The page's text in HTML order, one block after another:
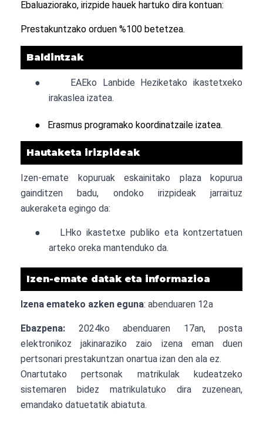
Ebaluaziorako, irizpide hauek hartuko dira kontuan:
Prestakuntzako orduen %100 betetzea.
Baldintzak
●
EAEko Lanbide Heziketako ikastetxeko
irakaslea izatea.
● Erasmus programako koordinatzaile izatea.
Hautaketa irizpideak
Izen-emate kopuruak eskainitako plaza kopurua
gainditzen badu, ondoko irizpideak jarraituz
aukeraketa egingo da:
●
LHko ikastetxe publiko eta kontzertatuen
arteko oreka mantenduko da.
Izen-emate datak eta informazioa
Izena emateko azken eguna: abenduaren 12a
Ebazpena: 2024ko abenduaren 17an, posta
elektronikoz jakinaraziko zaio izena eman duen
pertsonari prestakuntzan onartua izan den ala ez.
Onartutako pertsonak matrikulak kudeatzeko
sistemaren bidez matrikulatuko dira zuzenean,
emandako datuetatik abiatuta.